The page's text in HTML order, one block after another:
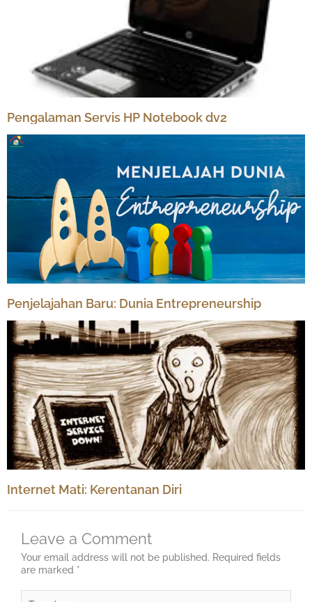
Pengalaman Servis HP Notebook dv2
Penjelajahan Baru: Dunia Entrepreneurship
Internet Mati: Kerentanan Diri
Leave a Comment
Your email address will not be published. Required fields
are marked *